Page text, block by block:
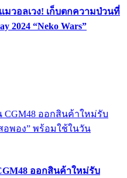
วอลเวง! เก็บตกความป่วนที่
2024 “Neko Wars”
ออกสินค้าใหม่รับ